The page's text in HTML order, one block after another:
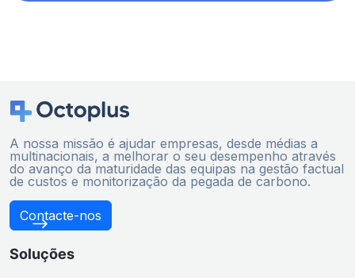
A nossa missão é ajudar empresas, desde médias a
multinacionais, a melhorar o seu desempenho através
do avanço da maturidade das equipas na gestão factual
de custos e monitorização da pegada de carbono.
Contacte-nos
Soluções